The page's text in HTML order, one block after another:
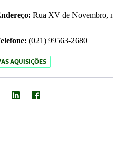
Rua XV de Novembro,
(021) 99563-2680
AQUISIÇÕES